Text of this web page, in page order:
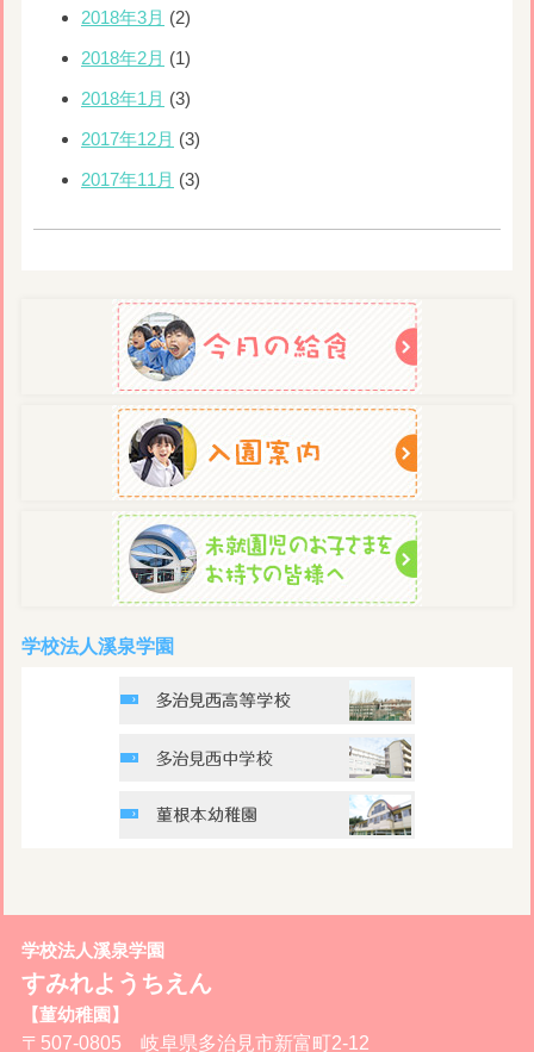
2018年3月 (2)
2018年2月 (1)
2018年1月 (3)
2017年12月 (3)
2017年11月 (3)
学校法人溪泉学園
学校法人溪泉学園
すみれようちえん
【菫幼稚園】
〒507-0805 岐阜県多治見市新富町2-12